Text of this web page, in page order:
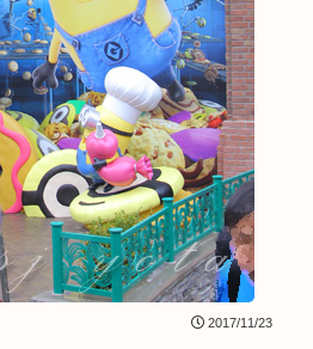
2017/11/23